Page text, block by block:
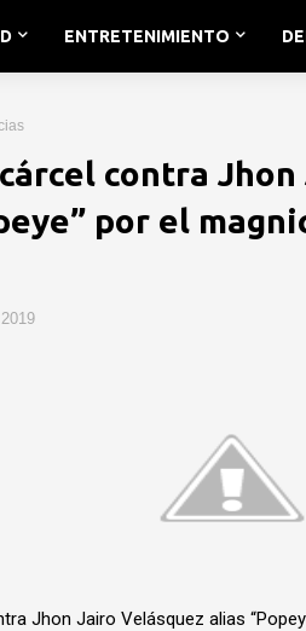
ENTRETENIMIENTO
contra
por el
Jhon Jairo Velásquez alias